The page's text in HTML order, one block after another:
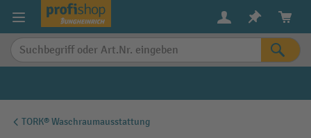
springen
TORK® Waschraumausstattung